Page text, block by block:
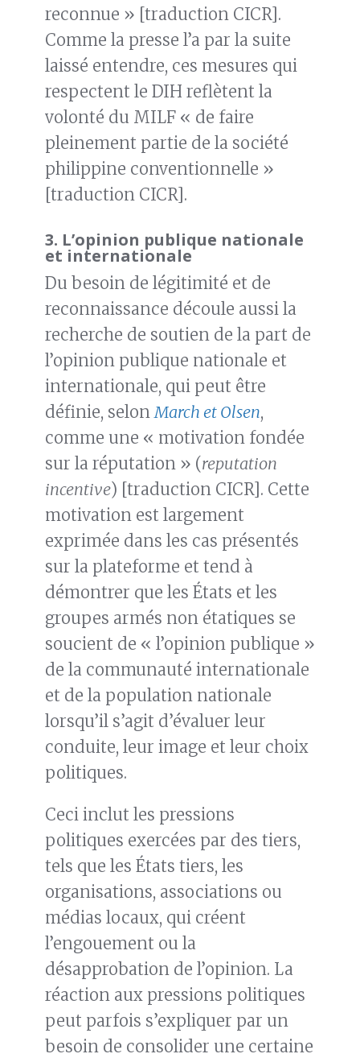
reconnue » [traduction CICR].
Comme la presse l’a par la suite
laissé entendre, ces mesures qui
respectent le DIH reflètent la
volonté du MILF « de faire
pleinement partie de la société
philippine conventionnelle »
[traduction CICR].
3. L’opinion publique nationale
et internationale
Du besoin de légitimité et de
reconnaissance découle aussi la
recherche de soutien de la part de
l’opinion publique nationale et
internationale, qui peut être
définie, selonMarch et Olsen,
comme une « motivation fondée
sur la réputation » (reputation
incentive) [traduction CICR]. Cette
motivation est largement
exprimée dans les cas présentés
sur la plateforme et tend à
démontrer que les États et les
groupes armés non étatiques se
soucient de « l’opinion publique »
de la communauté internationale
et de la population nationale
lorsqu’il s’agit d’évaluer leur
conduite, leur image et leur choix
politiques.
Ceci inclut les pressions
politiques exercées par des tiers,
tels que les États tiers, les
organisations, associations ou
médias locaux, qui créent
l’engouement ou la
désapprobation de l’opinion. La
réaction aux pressions politiques
peut parfois s’expliquer par un
besoin de consolider une certaine